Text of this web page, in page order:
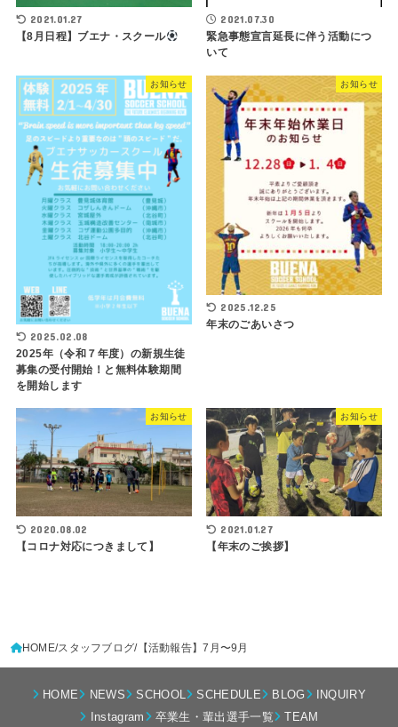
2021.01.27
【8月日程】ブエナ・スクール
2021.07.30
緊急事態宣言延長に伴う活動につ
いて
お知らせ
2025.02.08
2025年（令和７年度）の新規生徒
募集の受付開始！と無料体験期間
を開始します
お知らせ
2025.12.25
年末のごあいさつ
お知らせ
2020.08.02
【コロナ対応につきまして】
お知らせ
2021.01.27
【年末のご挨拶】
HOME スタッフブログ 【活動報告】7月〜9月
HOME NEWS SCHOOL SCHEDULE BLOG
INQUIRY
Instagram
卒業生・輩出選手一覧 TEAM